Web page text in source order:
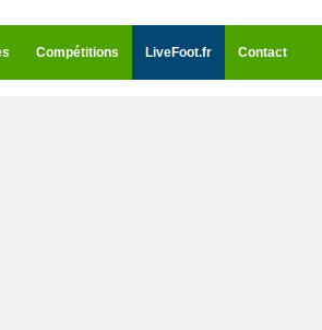
Compétitions LiveFoot.fr Contact